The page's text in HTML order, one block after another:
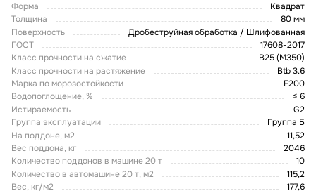
Форма
Квадрат
Толщина
80 мм
Поверхность
Дробеструйная обработка / Шлифованная
ГОСТ
17608-2017
Класс прочности на сжатие
В25 (М350)
Класс прочности на растяжение
Btb 3.6
Марка по морозостойкости
F200
Водопоглощение, %
≤ 6
Истираемость
G2
Группа эксплуатации
Группа Б
На поддоне, м2
11,52
Вес поддона, кг
2046
Количество поддонов в машине 20 т
10
Количество в автомашине 20 т, м2
115,2
Вес, кг/м2
177,6